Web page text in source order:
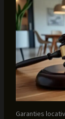
Garanties